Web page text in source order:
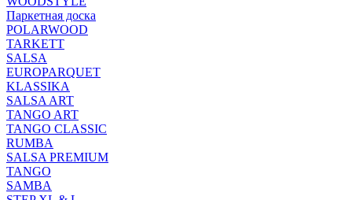
Паркетная доска
POLARWOOD
TARKETT
SALSA
EUROPARQUET
KLASSIKA
SALSA ART
TANGO ART
TANGO CLASSIC
RUMBA
SALSA PREMIUM
TANGO
SAMBA